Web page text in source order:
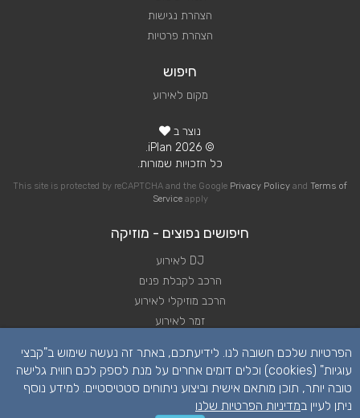
הצהרת נגישות
הצהרת פרטיות
חיפוש
מקום לאירוע
נוצר ב
© 2026 iPlan.
כל הזכויות שמורות.
This site is protected by reCAPTCHA and the Google Privacy Policy and Terms of
Serviceapply
חיפושים נפוצים - מוזיקה
DJ לאירוע
הרכב לקבלת פנים
הרכב מוזיקלי לאירוע
זמר לאירוע
נגן לאירוע
תקליטן לאירוע
הפרטיות שלכם חשובה לנו. לידיעתכם, באתר זה נעשה שימוש ב"קבצי
עוגיות" (cookies) וכלים דומים אחרים על מנת לספק לכם חווית גלישה
טובה יותר, תוכן מותאם אישית וביצוע ניתוחים סטטיסטיים. למידע נוסף
ניתן לעיין במדיניות הפרטיות שלנו